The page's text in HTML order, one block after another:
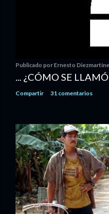
Publicado por Ernesto
... ¿CÓMO SE
Compartir 31 comentarios